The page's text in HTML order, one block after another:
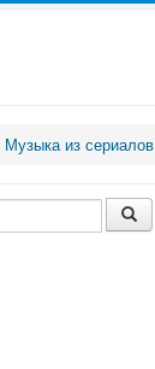
Музыка из сериалов